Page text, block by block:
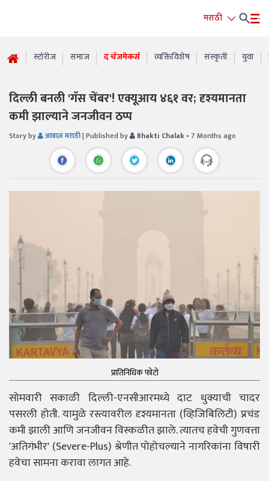
मराठी
स्टोरीज समाज द चेंजमेकर्स व्यक्तिविशेष संस्कृती युवा
दिल्ली बनली 'गॅस चेंबर'! एक्यूआय ४६१ वर; दृश्यमानता
कमी झाल्याने जनजीवन ठप्प
Story by आवाज़ मराठी| Published by Bhakti Chalak • 7 Months ago
प्रातिनिधिक फोटो
सोमवारी सकाळी दिल्ली-एनसीआरमध्ये दाट धुक्याची चादर
पसरली होती. यामुळे रस्त्यावरील दृश्यमानता (व्हिजिबिलिटी) प्रचंड
कमी झाली आणि जनजीवन विस्कळीत झाले. त्यातच हवेची गुणवत्ता
'अतिगंभीर' (Severe-Plus) श्रेणीत पोहोचल्याने नागरिकांना विषारी
हवेचा सामना करावा लागत आहे.